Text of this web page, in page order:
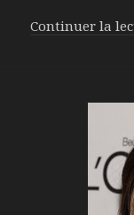
Continuer la